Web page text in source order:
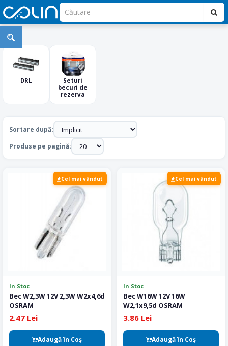
Becuri
Auto
DRL
Seturi
becuri de
rezerva
Sortare după:
Produse pe pagină:
Cel mai vândut
In Stoc
Bec W2,3W 12V 2,3W W2x4,6d
OSRAM
2.47 Lei
Adaugă în Coş
Cel mai vândut
In Stoc
Bec W16W 12V 16W
W2,1x9,5d OSRAM
3.86 Lei
Adaugă în Coş